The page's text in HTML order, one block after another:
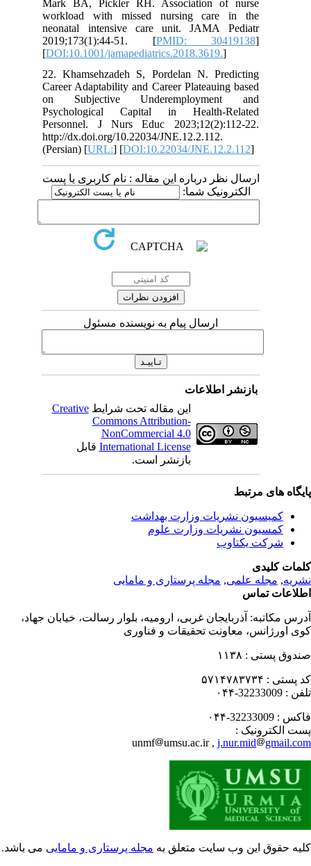
Mark BA, Pickler RH. Association of nurse
workload with missed nursing care in the
neonatal intensive care unit. JAMA Pediatr
2019;173(1):44-51. [PMID: 30419138
[DOI:10.1001/jamapediatrics.2018.3619.
22. Khamsehzadeh S, Pordelan N. Predicting
Career Adaptability and Career Plateauing based
on Subjective Underemployment and
Psychological Capital in Health-Related
Personnel. J Nurs Educ 2023;12(2):112-22.
http://dx.doi.org/10.22034/JNE.12.2.112.
(Persian) [URL:] [DOI:10.22034/JNE.12.2.112
ارسال نظر درباره این مقاله : نام کاربری یا پست
الکترونیک شما:
ارسال پیام به نویسنده مسئول
بازنشر اطلاعات
این مقاله تحت شرایطCreative
Commons Attribution-
NonCommercial 4.0
International Licenseقابل
بازنشر است.
های مرتبط
کمیسیون نشریات وزارت بهداشت
کمسیون نشریات وزارت علوم
شرکت یکتاوب
کلیدی
,مجله علمی, مجله پرستاری و مامایی
تماس
مکاتبه:آذربایجان غربی، ارومیه، بلوار رسالت، خیابان جهاد،
اورژانس، معاونت تحقیقات و فناوری
پستی : ۱۱۳۸
پستی : ۵۷۱۴۷۸۳۷۳۴
: 32233009-۰۴۴
: 32233009-۰۴۴
الکترونیک :
unmf
umsu.ac.ir ,j.nur.mid
حقوق این وب سایت متعلق بهمجله پرستاری و ماماییمی باشد.